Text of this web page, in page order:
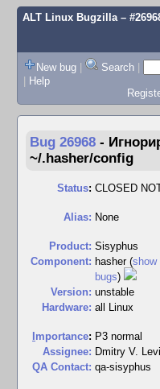
ALT Linux Bugzilla–
New bug | Search |
| Help
Bug 26968 -
~/.hasher/config
Status: CLOSED
Alias: None
Product: Sisyphus
Component: hasher (show
bugs)
Version: unstable
Hardware: all Linux
mportance: P3 normal
Assignee: Dmitry V.
QA Contact: qa-sisyphus